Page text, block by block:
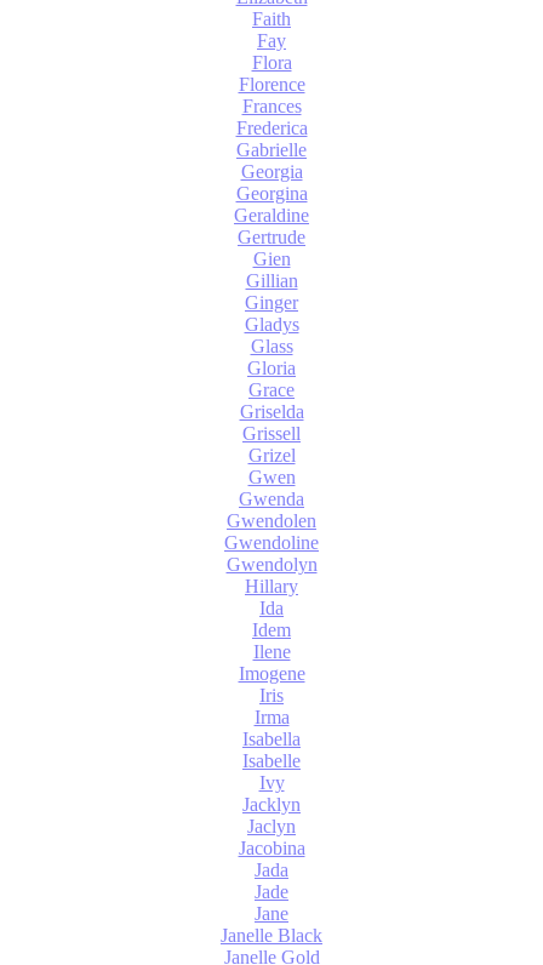
Faith
Fay
Flora
Florence
Frances
Frederica
Gabrielle
Georgia
Georgina
Geraldine
Gertrude
Gien
Gillian
Ginger
Gladys
Glass
Gloria
Grace
Griselda
Grissell
Grizel
Gwen
Gwenda
Gwendolen
Gwendoline
Gwendolyn
Hillary
Ida
Idem
Ilene
Imogene
Iris
Irma
Isabella
Isabelle
Ivy
Jacklyn
Jaclyn
Jacobina
Jada
Jade
Jane
Janelle Black
Janelle Gold